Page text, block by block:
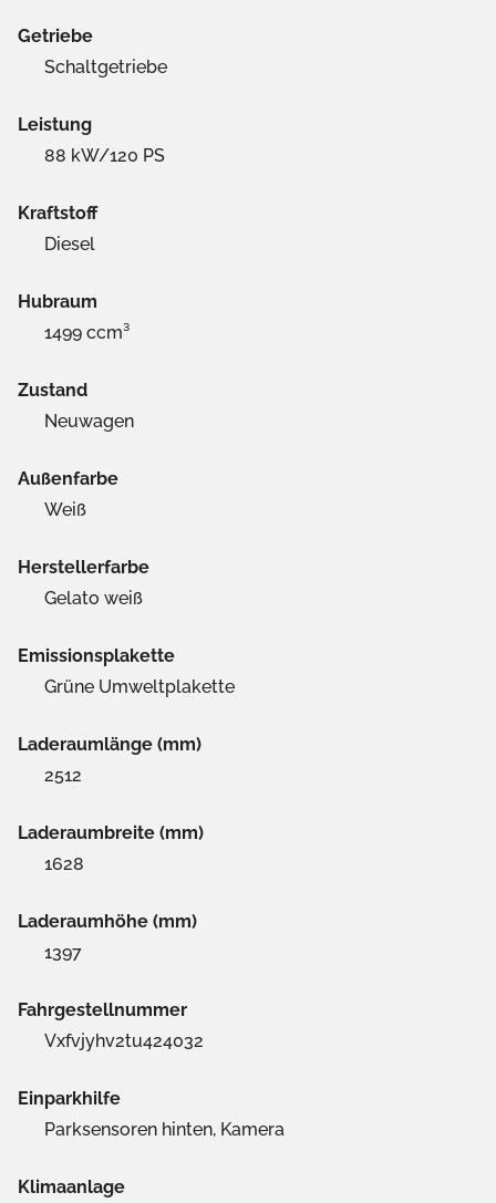
Getriebe
Schaltgetriebe
Leistung
88 kW/120 PS
Kraftstoff
Diesel
Hubraum
1499 ccm³
Zustand
Neuwagen
Außenfarbe
Weiß
Herstellerfarbe
Gelato weiß
Emissionsplakette
Grüne Umweltplakette
Laderaumlänge (mm)
2512
Laderaumbreite (mm)
1628
Laderaumhöhe (mm)
1397
Fahrgestellnummer
Vxfvjyhv2tu424032
Einparkhilfe
Parksensoren hinten, Kamera
Klimaanlage